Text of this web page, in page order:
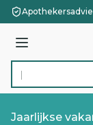
Ga naar de
Menu
Product, merk,
Jaarlijkse